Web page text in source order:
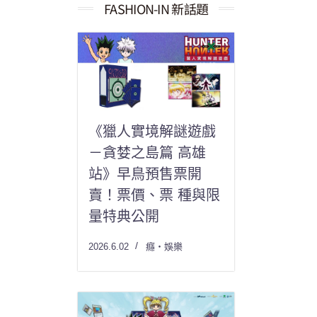
果： FASHION-IN 新話題
《獵人實境解謎遊戲
－貪婪之島篇 高雄
站》早鳥預售票開
賣！票價、票 種與限
量特典公開
2026.6.02 癮・娛樂